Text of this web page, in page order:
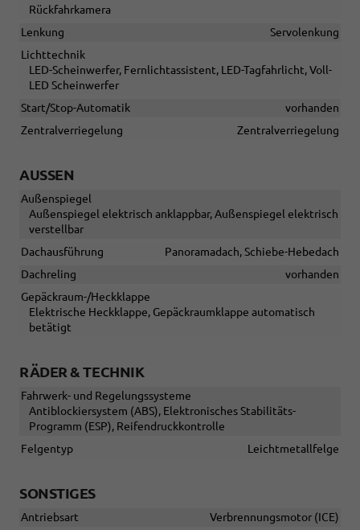
Rückfahrkamera
Lenkung
Servolenkung
Lichttechnik
LED-Scheinwerfer, Fernlichtassistent, LED-Tagfahrlicht, Voll-
LED Scheinwerfer
Start/Stop-Automatik
vorhanden
Zentralverriegelung
Zentralverriegelung
AUSSEN
Außenspiegel
Außenspiegel elektrisch anklappbar, Außenspiegel elektrisch
verstellbar
Dachausführung
Panoramadach, Schiebe-Hebedach
Dachreling
vorhanden
Gepäckraum-/Heckklappe
Elektrische Heckklappe, Gepäckraumklappe automatisch
betätigt
RÄDER & TECHNIK
Fahrwerk- und Regelungssysteme
Antiblockiersystem (ABS), Elektronisches Stabilitäts-
Programm (ESP), Reifendruckkontrolle
Felgentyp
Leichtmetallfelge
SONSTIGES
Antriebsart
Verbrennungsmotor (ICE)